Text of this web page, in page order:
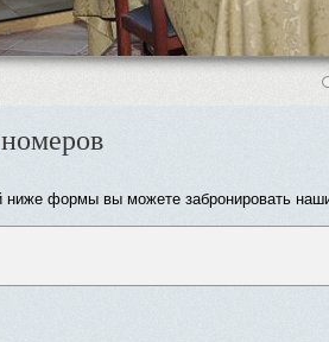
формы вы можете забронировать